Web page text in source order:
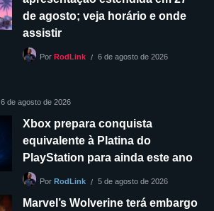
de agosto; veja horário e onde
assistir
Por RodLink 6 de agosto de 2026
6 de agosto de 2026
Xbox prepara conquista
equivalente à Platina do
PlayStation para ainda este ano
Por RodLink 5 de agosto de 2026
Marvel’s Wolverine terá embargo